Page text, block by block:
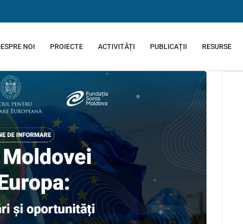
NOI PROIECTE ACTIVITĂȚI PUBLICAȚII RESURSE